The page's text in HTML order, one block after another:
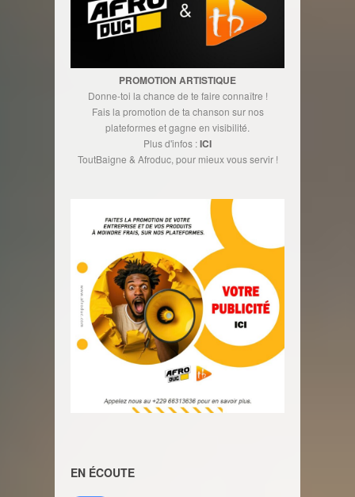
PROMOTION ARTISTIQUE
Donne-toi la chance de te faire connaître !
Fais la promotion de ta chanson sur nos
plateformes et gagne en visibilité.
Plus d'infos :ICI
ToutBaigne & Afroduc, pour mieux vous servir !
EN ÉCOUTE